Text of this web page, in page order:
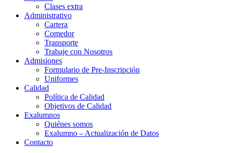
Clases extra
Administrativo
Cartera
Comedor
Transporte
Trabaje con Nosotros
Admisiones
Formulario de Pre-Inscripción
Uniformes
Calidad
Política de Calidad
Objetivos de Calidad
Exalumnos
Quiénes somos
Exalumno – Actualización de Datos
Contacto